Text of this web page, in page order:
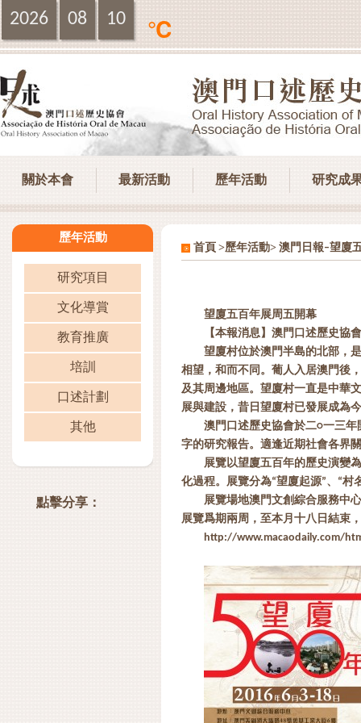
2026 08 10
℃
關於本會 最新活動 歷年活動 研究成
歷年活動
研究項目
文化導賞
教育推廣
培訓
口述計劃
其他
點擊分享：
首頁 >歷年活動> 澳門日報–望廈
望廈五百年展周五開幕
【本報消息】澳門口述歷史協
望廈村位於澳門半島的北部，
相望，和而不同。葡人入居澳門後
及其周邊地區。望廈村一直是中華
展與建設，昔日望廈村已發展成為
澳門口述歷史協會於二○一三
字的研究報告。適逢近期社會各界
展覽以望廈五百年的歷史演變
化過程。展覽分為“望廈起源”、“村
展覽場地澳門文創綜合服務中
展覽爲期兩周，至本月十八日結束
http://www.macaodaily.com/